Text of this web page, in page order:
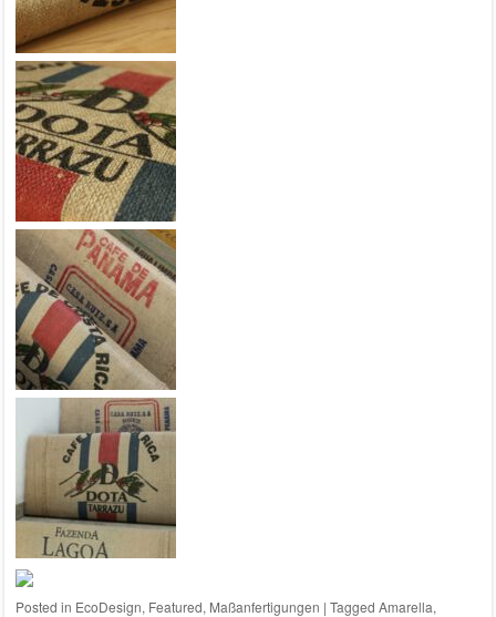
Posted in EcoDesign, Featured, Maßanfertigungen | Tagged Amarella,